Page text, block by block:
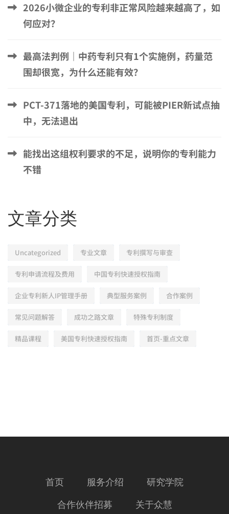
2026小微企业的专利非正常风险越来越高了，如
何应对？
最高法判例｜中药专利只有1个实施例，药量范
围却很宽，为什么还能有效？
PCT-371落地的美国专利，可能被PIER新试点抽
中，无法退出
能找出这组权利要求的不足，说明你的专利能力
不错
文章分类
Uncategorized 专业文章 专利撰写与审查
专利申请流程及费用 中国专利快速授权指南
企业专利新人IP管理手册 典型服务案例 合作案例
常见问题解答 成功之路文章 特殊专利制度
精品课程 美国专利快速授权指南 首页-重点文章
首页 服务介绍 研究学院
合作伙伴招募 关于众慧